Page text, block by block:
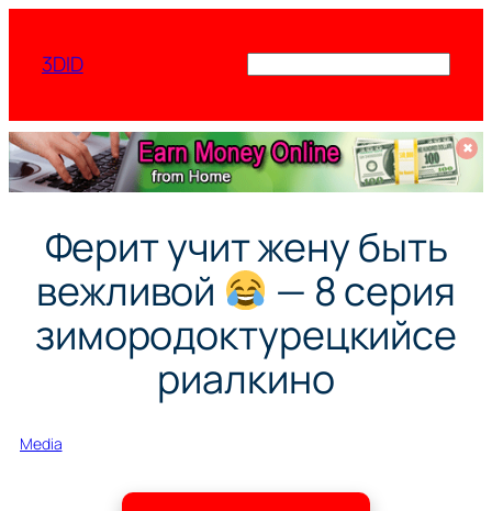
содержимому
3DID
✖
Ферит учит жену быть
вежливой
— 8 серия
зимородоктурецкийсе
риалкино
Media